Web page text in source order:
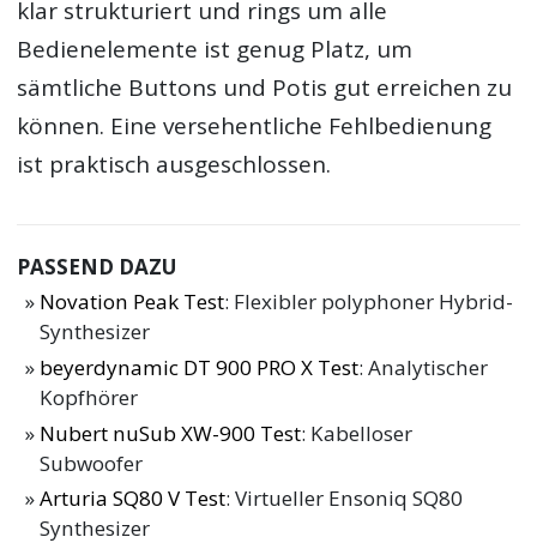
klar strukturiert und rings um alle
Bedienelemente ist genug Platz, um
sämtliche Buttons und Potis gut erreichen zu
können. Eine versehentliche Fehlbedienung
ist praktisch ausgeschlossen.
PASSEND DAZU
Novation Peak Test: Flexibler polyphoner Hybrid-
Synthesizer
beyerdynamic DT 900 PRO X Test: Analytischer
Kopfhörer
Nubert nuSub XW-900 Test: Kabelloser
Subwoofer
Arturia SQ80 V Test: Virtueller Ensoniq SQ80
Synthesizer